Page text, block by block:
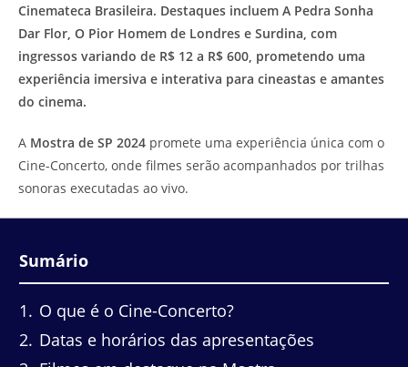
Cinemateca Brasileira. Destaques incluem A Pedra Sonha
Dar Flor, O Pior Homem de Londres e Surdina, com
ingressos variando de R$ 12 a R$ 600, prometendo uma
experiência imersiva e interativa para cineastas e amantes
do cinema.
A Mostra de SP 2024 promete uma experiência única com o
Cine-Concerto, onde filmes serão acompanhados por trilhas
sonoras executadas ao vivo.
Sumário
1
O que é o Cine-Concerto?
2 Datas e horários das apresentações